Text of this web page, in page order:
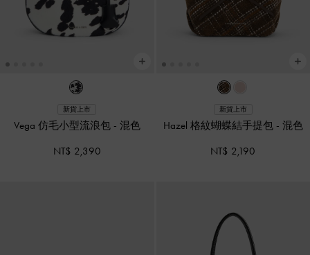
新貨上市
Vega 仿毛小型流浪包 - 混色
NT$ 2,390
新貨上市
Hazel 格紋蝴蝶結手提包 - 混色
NT$ 2,190